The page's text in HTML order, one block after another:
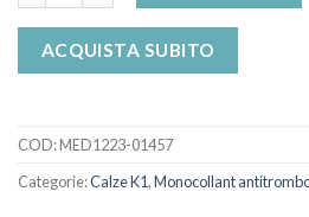
ACQUISTA SUBITO
COD:MED1223-01457
Categorie:Calze K1,Monocollant